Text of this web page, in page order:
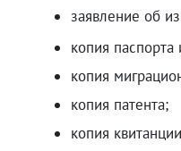
заявление об
копия паспорта
копия
копия патента;
копия